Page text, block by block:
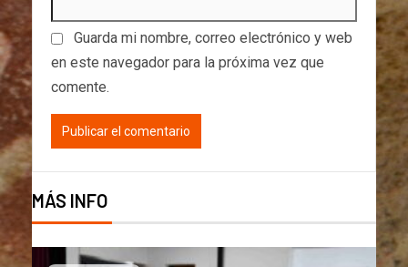
Guarda mi nombre, correo electrónico y web
en este navegador para la próxima vez que
comente.
MÁS INFO